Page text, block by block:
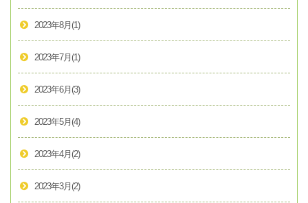
2023年8月 (1)
2023年7月 (1)
2023年6月 (3)
2023年5月 (4)
2023年4月 (2)
2023年3月 (2)